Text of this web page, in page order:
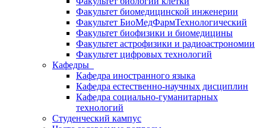
Факультет биомедицинской инженерии
Факультет БиоМедФармТехнологический
Факультет биофизики и биомедицины
Факультет астрофизики и радиоастрономии
Факультет цифровых технологий
Кафедры
Кафедра иностранного языка
Кафедра естественно-научных дисциплин
Кафедра социально-гуманитарных
технологий
Студенческий кампус